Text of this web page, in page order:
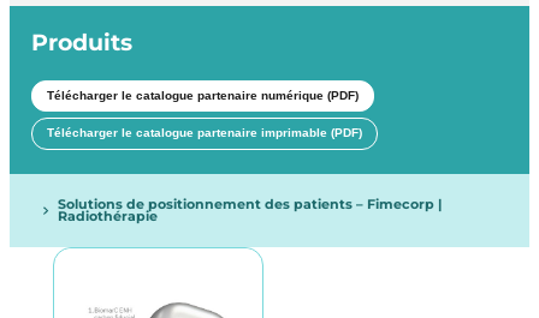
Produits
Télécharger le catalogue partenaire numérique (PDF)
Télécharger le catalogue partenaire imprimable (PDF)
Solutions de positionnement des patients – Fimecorp |
Radiothérapie